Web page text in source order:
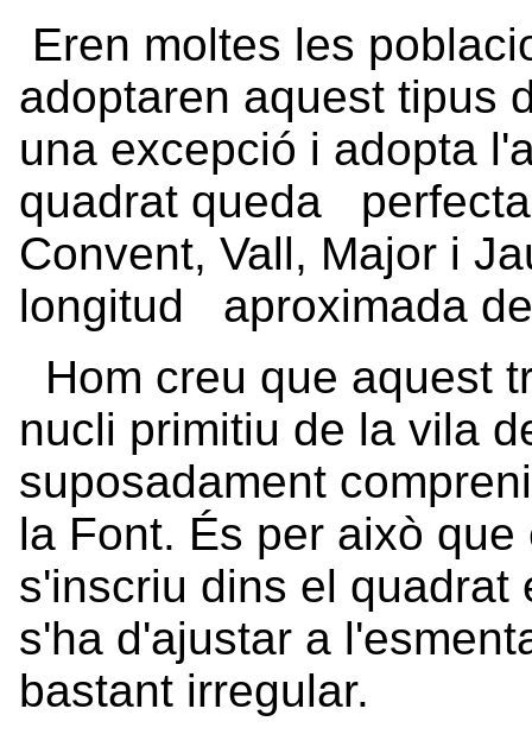
Eren moltes les
adoptaren aquest tipus
una excepció i adopta
quadrat queda
Convent, Vall, Major i
longitud aproximada
Hom creu que aquest
nucli primitiu de la vila
suposadament
la Font. És per això
s'inscriu dins el quadrat
s'ha d'ajustar a
bastant irregular.